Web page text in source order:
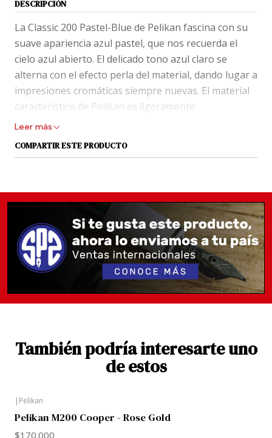
DESCRIPCIÓN
La Classic 200 Pastel-Blue de Pelikan fascina con su
suave apariencia azul pastel, que nos recuerda el
cielo azul abierto. El delicado tono azul claro se
alterna con el efecto perla del material, dando lugar a
impresiones cromáticas siempre nuevas. El material
característico de Pelikan es ligeramente
transparente, lo que permite ver el interior de la
preciosa blanca y los elementos decorativos bañados
La pluma estilográfica con su plumín de acero
inoxidable, también chapado en oro, ofrece una
sensación de escritura suave, dependiendo del ancho
de plumín deseado EF, F, M, B.
Esta serie es una nueva pieza de colección en el
colorido mundo de la serie Classic y es un tesoro
para todo amante de la pluma estilográfica. Ya sea
Materiales poco comunes y diseño singular. Los finos
instrumentos de escritura encuentran admiradores
ocasionales. Casi siempre es amor a primera vista... o
primer trazo. Fascinación y pasión, mucho más que la
Leer más
COMPARTIR ESTE PRODUCTO
También podría interesarte uno
de estos
| Pelikan
Pelikan M200 Cooper - Rose Gold
$170.000